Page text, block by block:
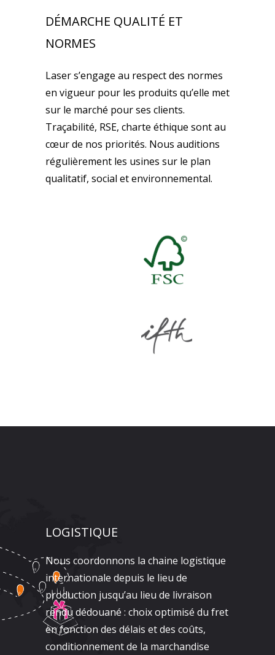
DÉMARCHE QUALITÉ ET
NORMES
Laser s’engage au respect des normes
en vigueur pour les produits qu’elle met
sur le marché pour ses clients.
Traçabilité, RSE, charte éthique sont au
cœur de nos priorités. Nous auditions
régulièrement les usines sur le plan
qualitatif, social et environnemental.
LOGISTIQUE
Nous coordonnons la chaine logistique
internationale depuis le lieu de
production jusqu’au lieu de livraison
rendu dédouané : choix optimisé du fret
en fonction des délais et des coûts,
conditionnement de la marchandise